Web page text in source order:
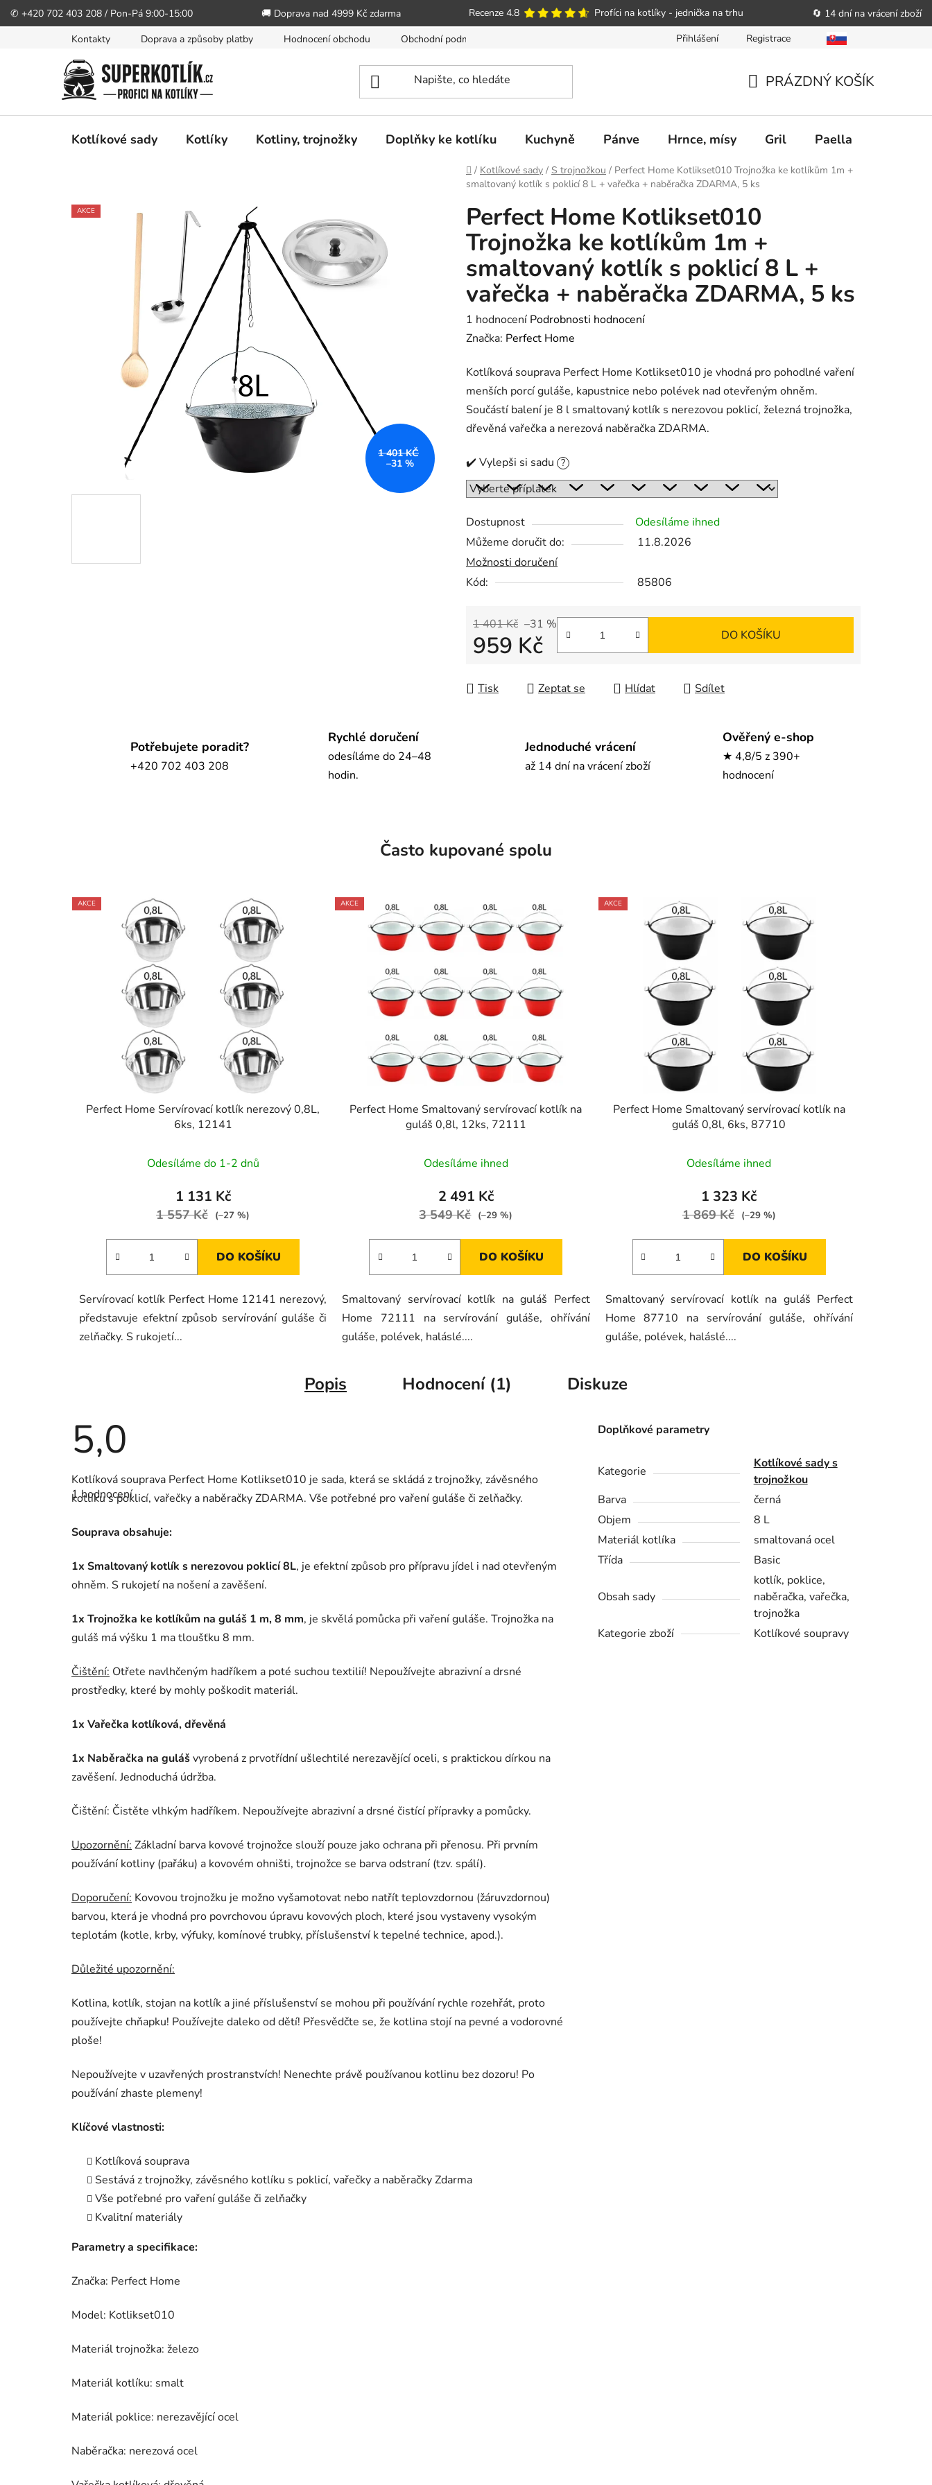
✆ +420 702 403 208 / Pon-Pá 9:00-15:00 🚚 Doprava nad 4999 Kč zdarma Recenze 4.8 Profíci na kotlíky - jednička na trhu 🔄 14 dní na vrácení zboží
Kontakty Doprava a způsoby platby Hodnocení obchodu Obchodní podmínky Poučení o právu spotřebitele podat obchodníkovi žádost o nápravu Reklamační řád
Přihlášení Registrace
KOŠÍK
PRÁZDNÝ KOŠÍK
Kotlíkové sady Kotlíky Kotliny, trojnožky Doplňky ke kotlíku Kuchyně Pánve Hrnce, mísy Gril Paella
Domů
/ Kotlíkové sady / S trojnožkou / Perfect Home Kotlikset010 Trojnožka ke kotlíkům 1m +
smaltovaný kotlík s poklicí 8 L + vařečka + naběračka ZDARMA, 5 ks
Perfect Home Kotlikset010
Trojnožka ke kotlíkům 1m +
smaltovaný kotlík s poklicí 8 L +
vařečka + naběračka ZDARMA, 5 ks
Průměrné
hodnocení
je
5,0
z
5
1 hodnocení Podrobnosti hodnocení
Značka: Perfect Home
Kotlíková souprava Perfect Home Kotlikset010 je vhodná pro pohodlné vaření
menších porcí guláše, kapustnice nebo polévek nad otevřeným ohněm.
Součástí balení je 8 l smaltovaný kotlík s nerezovou poklicí, železná trojnožka,
dřevěná vařečka a nerezová naběračka ZDARMA.
✔️ Vylepši si sadu ?
Dostupnost
Odesíláme ihned
Můžeme doručit do:
11.8.2026
Možnosti doručení
Kód:
85806
1 401 Kč –31 %
959 Kč DO KOŠÍKU
Tisk Zeptat se Hlídat Sdílet
AKCE
1 401 KČ
–31 %
Potřebujete poradit?
+420 702 403 208
Rychlé doručení
odesíláme do 24–48
hodin.
Jednoduché vrácení
až 14 dní na vrácení zboží
Ověřený e-shop
★ 4,8/5 z 390+
hodnocení
Často kupované spolu
AKCE
Perfect Home Servírovací kotlík nerezový 0,8L,
6ks, 12141
Odesíláme do 1-2 dnů
1 131 Kč
1 557 Kč (–27 %)
DO KOŠÍKU
Servírovací kotlík Perfect Home 12141 nerezový,
představuje efektní způsob servírování guláše či
zelňačky. S rukojetí...
AKCE
Perfect Home Smaltovaný servírovací kotlík na
guláš 0,8l, 12ks, 72111
Odesíláme ihned
2 491 Kč
3 549 Kč (–29 %)
DO KOŠÍKU
Smaltovaný servírovací kotlík na guláš Perfect
Home 72111 na servírování guláše, ohřívání
guláše, polévek, haláslé....
AKCE
Perfect Home Smaltovaný servírovací kotlík na
guláš 0,8l, 6ks, 87710
Odesíláme ihned
1 323 Kč
1 869 Kč (–29 %)
DO KOŠÍKU
Smaltovaný servírovací kotlík na guláš Perfect
Home 87710 na servírování guláše, ohřívání
guláše, polévek, haláslé....
Popis Hodnocení (1) Diskuze
5,0
Průměrné
hodnocení
produktu
z
5
1 hodnocení
Kotlíková souprava Perfect Home Kotlikset010 je sada, která se skládá z trojnožky, závěsného
kotlíku s poklicí, vařečky a naběračky ZDARMA. Vše potřebné pro vaření guláše či zelňačky.
Souprava obsahuje:
1x Smaltovaný kotlík s nerezovou poklicí 8L, je efektní způsob pro přípravu jídel i nad otevřeným
ohněm. S rukojetí na nošení a zavěšení.
1x Trojnožka ke kotlíkům na guláš 1 m, 8 mm, je skvělá pomůcka při vaření guláše. Trojnožka na
guláš má výšku 1 ma tloušťku 8 mm.
Čištění: Otřete navlhčeným hadříkem a poté suchou textilií! Nepoužívejte abrazivní a drsné
prostředky, které by mohly poškodit materiál.
1x Vařečka kotlíková, dřevěná
1x Naběračka na gulášvyrobená z prvotřídní ušlechtilé nerezavějící oceli, s praktickou dírkou na
zavěšení. Jednoduchá údržba.
Čištění: Čistěte vlhkým hadříkem. Nepoužívejte abrazivní a drsné čistící přípravky a pomůcky.
Upozornění: Základní barva kovové trojnožce slouží pouze jako ochrana při přenosu. Při prvním
používání kotliny (pařáku) a kovovém ohništi, trojnožce se barva odstraní (tzv. spálí).
Doporučení: Kovovou trojnožku je možno vyšamotovat nebo natřít teplovzdornou (žáruvzdornou)
barvou, která je vhodná pro povrchovou úpravu kovových ploch, které jsou vystaveny vysokým
teplotám (kotle, krby, výfuky, komínové trubky, příslušenství k tepelné technice, apod.).
Důležité upozornění:
Kotlina, kotlík, stojan na kotlík a jiné příslušenství se mohou při používání rychle rozehřát, proto
používejte chňapku! Používejte daleko od dětí! Přesvědčte se, že kotlina stojí na pevné a vodorovné
ploše!
Nepoužívejte v uzavřených prostranstvích! Nenechte právě používanou kotlinu bez dozoru! Po
používání zhaste plemeny!
Klíčové vlastnosti:
Kotlíková souprava
Sestává z trojnožky, závěsného kotlíku s poklicí, vařečky a naběračky Zdarma
Vše potřebné pro vaření guláše či zelňačky
Kvalitní materiály
Parametry a specifikace:
Značka: Perfect Home
Model: Kotlikset010
Materiál trojnožka: železo
Materiál kotlíku: smalt
Materiál poklice: nerezavějící ocel
Naběračka: nerezová ocel
Doplňkové parametry
Kategorie
Kotlíkové sady s
trojnožkou
Barva
černá
Objem
8 L
Materiál kotlíka
smaltovaná ocel
Třída
Basic
Obsah sady
kotlík, poklice,
naběračka, vařečka,
trojnožka
Kategorie zboží
Kotlíkové soupravy